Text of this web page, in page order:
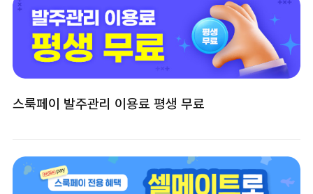
스룩페이 발주관리 이용료 평생 무료